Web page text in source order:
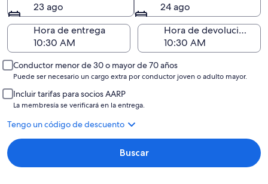
23 ago
24 ago
Hora de entrega
Hora de devolución
Conductor menor de 30 o mayor de 70 años
Puede ser necesario un cargo extra por conductor joven o adulto mayor.
Incluir tarifas para socios AARP
La membresía se verificará en la entrega.
Tengo un código de descuento
Buscar